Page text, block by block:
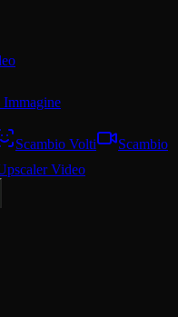
Scambio Volti
Scambio
Video